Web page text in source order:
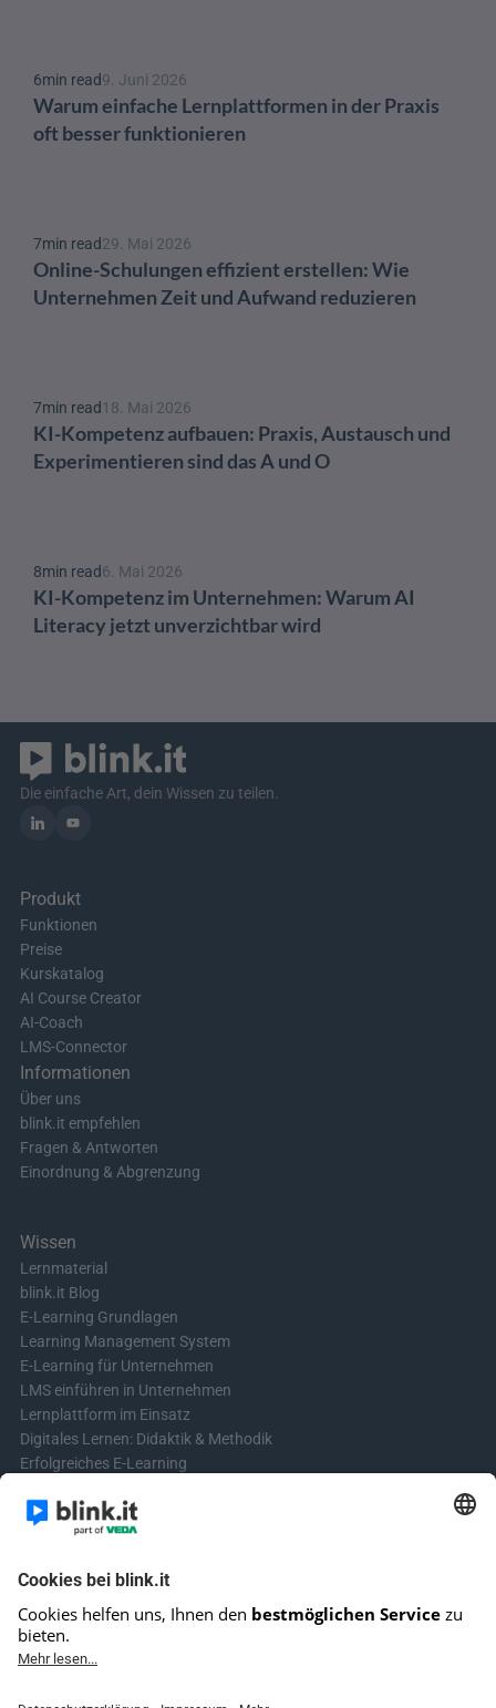
6min read9. Juni 2026
Warum einfache Lernplattformen in der Praxis
oft besser funktionieren
7min read29. Mai 2026
Online-Schulungen effizient erstellen: Wie
Unternehmen Zeit und Aufwand reduzieren
7min read18. Mai 2026
KI-Kompetenz aufbauen: Praxis, Austausch und
Experimentieren sind das A und O
8min read6. Mai 2026
KI-Kompetenz im Unternehmen: Warum AI
Literacy jetzt unverzichtbar wird
Die einfache Art, dein Wissen zu teilen.
Produkt
Funktionen
Preise
Kurskatalog
AI Course Creator
AI-Coach
LMS-Connector
Informationen
Über uns
blink.it empfehlen
Fragen & Antworten
Einordnung & Abgrenzung
Wissen
Lernmaterial
blink.it Blog
E-Learning Grundlagen
Learning Management System
E-Learning für Unternehmen
LMS einführen in Unternehmen
Lernplattform im Einsatz
Digitales Lernen: Didaktik & Methodik
Erfolgreiches E-Learning
Learning & Development
Videos für Online-Kurse erstellen
Kontakt aufnehmen
Kontaktformular
Fragen? Schreibe uns!